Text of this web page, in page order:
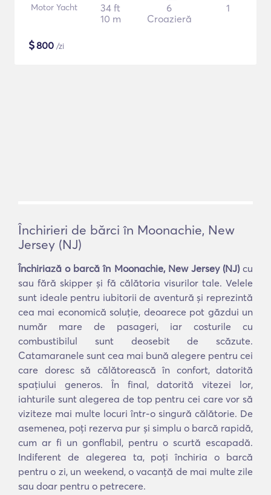
Motor Yacht
34 ft
10 m
6
Croazieră
1
$800 /zi
Închirieri de bărci în Moonachie, New
Jersey (NJ)
Închiriază o barcă în Moonachie, New Jersey (NJ)cu
sau fără skipper și fă călătoria visurilor tale. Velele
sunt ideale pentru iubitorii de aventură și reprezintă
cea mai economică soluție, deoarece pot găzdui un
număr mare de pasageri, iar costurile cu
combustibilul sunt deosebit de scăzute.
Catamaranele sunt cea mai bună alegere pentru cei
care doresc să călătorească în confort, datorită
spațiului generos. În final, datorită vitezei lor,
iahturile sunt alegerea de top pentru cei care vor să
viziteze mai multe locuri într-o singură călătorie. De
asemenea, poți rezerva pur și simplu o barcă rapidă,
cum ar fi un gonflabil, pentru o scurtă escapadă.
Indiferent de alegerea ta, poți închiria o barcă
pentru o zi, un weekend, o vacanță de mai multe zile
sau doar pentru o petrecere.